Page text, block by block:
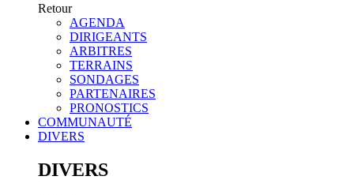
Retour
AGENDA
DIRIGEANTS
ARBITRES
TERRAINS
SONDAGES
PARTENAIRES
PRONOSTICS
COMMUNAUTÉ
DIVERS
DIVERS